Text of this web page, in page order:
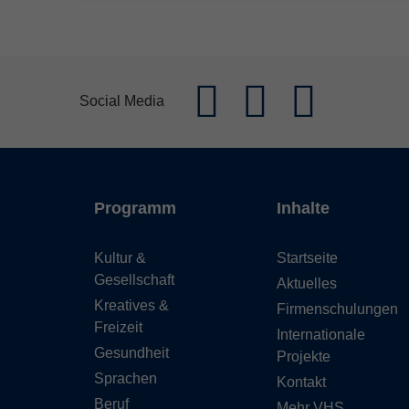
Social Media
Programm
Kultur &
Gesellschaft
Kreatives &
Freizeit
Gesundheit
Sprachen
Beruf
Inhalte
Startseite
Aktuelles
Firmenschulungen
Internationale
Projekte
Kontakt